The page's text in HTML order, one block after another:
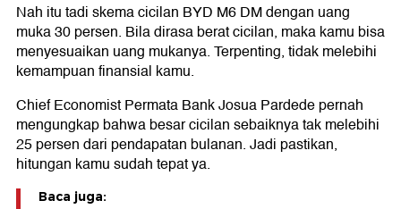
Nah itu tadi skema cicilan BYD M6 DM dengan uang
muka 30 persen. Bila dirasa berat cicilan, maka kamu bisa
menyesuaikan uang mukanya. Terpenting, tidak melebihi
kemampuan finansial kamu.
Chief Economist Permata Bank Josua Pardede pernah
mengungkap bahwa besar cicilan sebaiknya tak melebihi
25 persen dari pendapatan bulanan. Jadi pastikan,
hitungan kamu sudah tepat ya.
Baca juga: